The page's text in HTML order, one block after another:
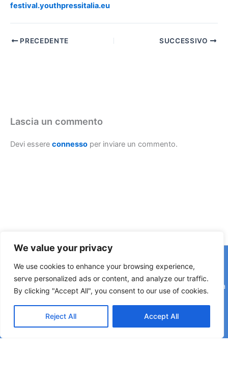
We value your privacy
We use cookies to enhance your browsing experience,
serve personalized ads or content, and analyze our traffic.
By clicking "Accept All", you consent to our use of cookies.
Reject All Accept All
festival.youthpressitalia.eu
PRECEDENTE SUCCESSIVO
Lascia un commento
Devi essere connesso per inviare un commento.
Copyright © 2026 © F2 Radio Lab - Università degli Studi di
Napoli Federico II è una testata registrata presso il Tribunale di
Napoli. Aut. n.58 30-06-2006 Licenza SIAE n. 508/I/639 Società